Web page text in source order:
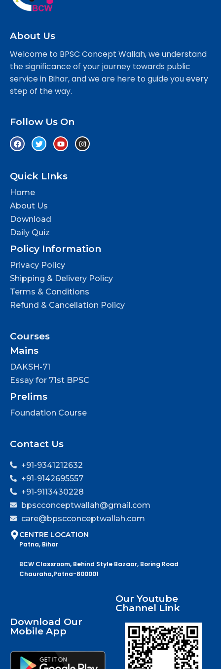
About Us
Welcome to BPSC Concept Wallah, we understand
the significance of your journey towards public
service in Bihar, and we are here to guide you every
step of the way.
Follow Us On
Quick LInks
Home
About Us
Download
Daily Quiz
Policy Information
Privacy Policy
Shipping & Delivery Policy
Terms & Conditions
Refund & Cancellation Policy
Courses
Mains
DAKSH-71
Essay for 71st BPSC
Prelims
Foundation Course
Contact Us
+91-9341212632
+91-9142695557
+91-9113430228
bpscconceptwallah@gmail.com
care@bpscconceptwallah.com
CENTRE LOCATION
Patna, Bihar
BCW Classroom, Behind Style Bazaar, Boring Road
Chauraha,Patna-800001
Download Our
Mobile App
Our Youtube
Channel Link